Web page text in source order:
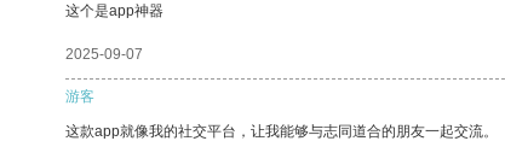
这个是app神器
2025-09-07
游客
这款app就像我的社交平台，让我能够与志同道合的朋友一起交流。